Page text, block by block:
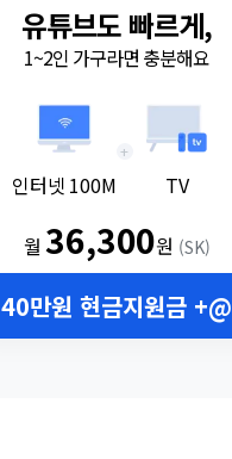
유튜브도 빠르게,
1~2인 가구라면 충분해요
인터넷 100M
+
TV
월36,300원 (SK)
40만원 현금지원금 +@